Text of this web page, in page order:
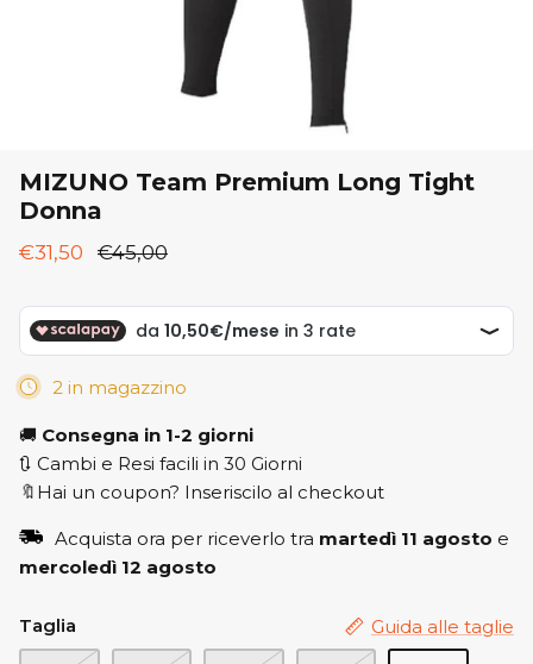
MIZUNO Team Premium Long Tight
Donna
€31,50 €45,00
2 in magazzino
🚚 Consegna in 1-2 giorni
🔃 Cambi e Resi facili in 30 Giorni
🔖Hai un coupon? Inseriscilo al checkout
Acquista ora per riceverlo tra martedì 11 agosto e
mercoledì 12 agosto
Taglia Guida alle taglie